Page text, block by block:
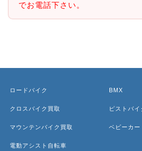
でお電話下さい。
ロードバイク
クロスバイク買取
マウンテンバイク買取
電動アシスト自転車
BMX
ピストバイ
ベビーカー